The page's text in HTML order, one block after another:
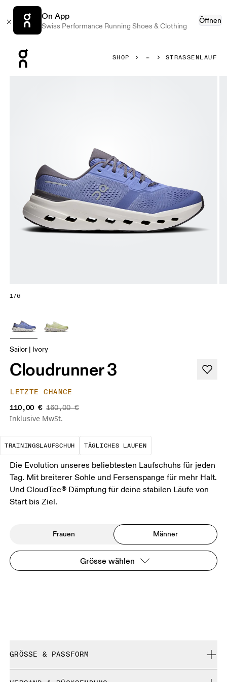
On App
Swiss Performance Running Shoes & Clothing
Öffnen
SHOP STRASSENLAUF
1/6
Sailor | Ivory
Cloudrunner 3
LETZTE CHANCE
110,00 € 160,00 €
Inklusive MwSt.
TRAININGSLAUFSCHUH
Der optimale Schuh für die meisten
TÄGLICHES LAUFEN
Das ist deine Basis.
Die Evolution unseres beliebtesten Laufschuhs für jeden
Tag. Mit breiterer Sohle und Fersenspange für mehr Halt.
Und CloudTec® Dämpfung für deine stabilen Läufe von
Start bis Ziel.
Frauen Männer
Grösse wählen
GRÖSSE & PASSFORM